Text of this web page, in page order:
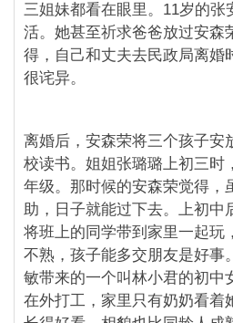
三姐妹都看在眼里。11岁的
活。她甚至祈求爸爸放过安森
得，自己和丈夫去民政局离婚
很诧异。
离婚后，安森荣将三个孩子安
校读书。姐姐张璐璐上初三时
年级。那时候的安森荣觉得，
助，日子就能过下去。上初中
将班上的同学带到家里一起玩
不熟，孩子能多交朋友是好事
敏带来的一个叫林小君的初中
在外打工，家里只有奶奶看着